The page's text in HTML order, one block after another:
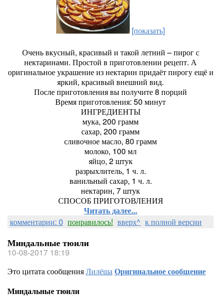
[показать]
Очень вкусный, красивый и такой летний – пирог с
нектаринами. Простой в приготовлении рецепт. А
оригинальное украшение из нектарин придаёт пирогу ещё и
яркий, красивый внешний вид.
После приготовления вы получите 8 порций
Время приготовления: 50 минут
ИНГРЕДИЕНТЫ
мука, 200 грамм
сахар, 200 грамм
сливочное масло, 80 грамм
молоко, 100 мл
яйцо, 2 штук
разрыхлитель, 1 ч. л.
ванильный сахар, 1 ч. л.
нектарин, 7 штук
СПОСОБ ПРИГОТОВЛЕНИЯ
Читать далее...
комментарии: 0 понравилось! вверх^ к полной версии
Миндальные тюили
10-08-2017 18:19
Это цитата сообщенияЛилёшаОригинальное сообщение
Миндальные тюили